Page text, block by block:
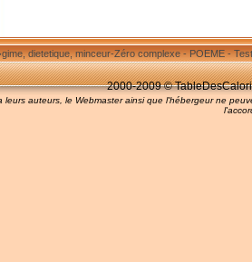
dietetique, minceur-Zéro complexe-POEME-
2000-2009 ©
auteurs, le Webmaster ainsi que l'hébergeur ne